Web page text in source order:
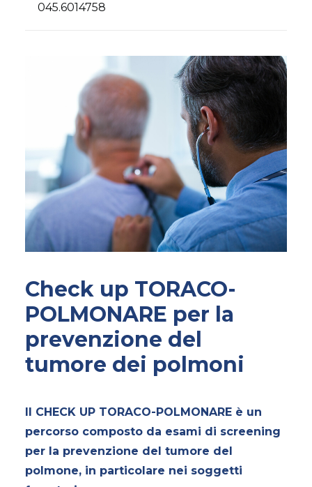
Check up TORACO-
POLMONARE per la
prevenzione del
tumore dei polmoni
Il CHECK UP TORACO-POLMONARE è un
percorso composto da esami di screening
per la prevenzione del tumore del
polmone, in particolare nei soggetti
045.6014758